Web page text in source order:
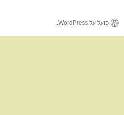
פועל על WordPress.